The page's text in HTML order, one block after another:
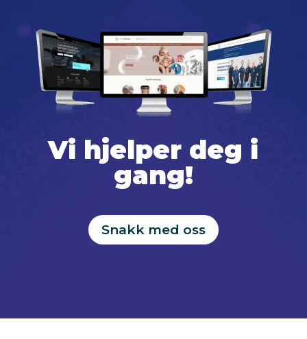
Vi hjelper deg i
gang!
Snakk med oss